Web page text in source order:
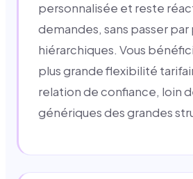
personnalisée et reste
demandes, sans passer par
hiérarchiques. Vous
plus grande flexibilité
relation de confiance, loin
génériques des grandes